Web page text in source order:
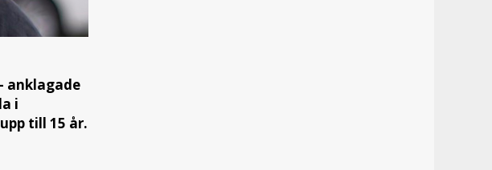
anklagade
i
till 15 år.